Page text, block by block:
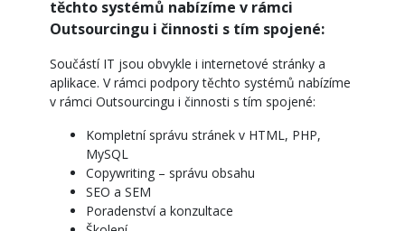
těchto systémů nabízíme v rámci
Outsourcingu i činnosti s tím spojené:
Součástí IT jsou obvykle i internetové stránky a
aplikace. V rámci podpory těchto systémů nabízíme
v rámci Outsourcingu i činnosti s tím spojené:
Kompletní správu stránek v HTML, PHP,
MySQL
Copywriting – správu obsahu
SEO a SEM
Poradenství a konzultace